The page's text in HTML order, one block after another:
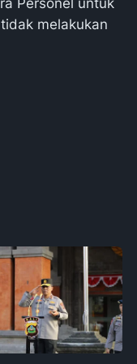
Personel untuk
melakukan